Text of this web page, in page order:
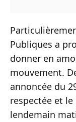
Publiques a
donner en
mouvement.
annoncée du
respectée et
lendemain